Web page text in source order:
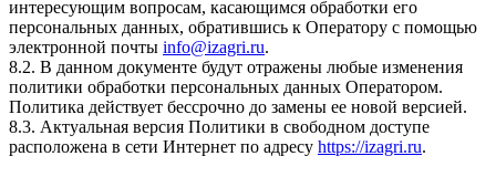
интересующим вопросам, касающимся обработки его
персональных данных, обратившись к Оператору с помощью
электронной почты info@izagri.ru.
8.2. В данном документе будут отражены любые изменения
политики обработки персональных данных Оператором.
Политика действует бессрочно до замены ее новой версией.
8.3. Актуальная версия Политики в свободном доступе
расположена в сети Интернет по адресу https://izagri.ru.